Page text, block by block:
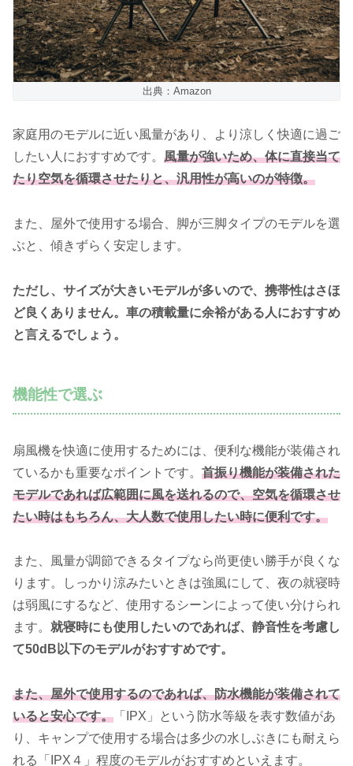
出典：Amazon
家庭用のモデルに近い風量があり、より涼しく快適に過ご
したい人におすすめです。 風量が強いため、体に直接当て
たり空気を循環させたりと、汎用性が高いのが特徴。
また、屋外で使用する場合、脚が三脚タイプのモデルを選
ぶと、傾きずらく安定します。
ただし、サイズが大きいモデルが多いので、携帯性はさほ
ど良くありません。車の積載量に余裕がある人におすすめ
と言えるでしょう。
機能性で選ぶ
扇風機を快適に使用するためには、便利な機能が装備され
ているかも重要なポイントです。 首振り機能が装備された
モデルであれば広範囲に風を送れるので、空気を循環させ
たい時はもちろん、大人数で使用したい時に便利です。
また、風量が調節できるタイプなら尚更使い勝手が良くな
ります。しっかり涼みたいときは強風にして、夜の就寝時
は弱風にするなど、使用するシーンによって使い分けられ
ます。 就寝時にも使用したいのであれば、静音性を考慮し
て50dB以下のモデルがおすすめです。
また、屋外で使用するのであれば、防水機能が装備されて
いると安心です。 「IPX」という防水等級を表す数値があ
り、キャンプで使用する場合は多少の水しぶきにも耐えら
れる「IPX４」程度のモデルがおすすめといえます。